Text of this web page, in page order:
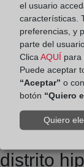
Datos del
Pedro
Delegado de
distrito
el usuario
características.
preferencias, y
parte del
Clica AQUÍ para
Puede aceptar
“Aceptar” o
botón “Quiero
Quiero